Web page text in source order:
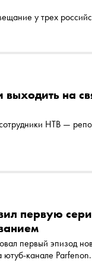
у трех
на
сотрудники НТВ —
первую
первый эпизод